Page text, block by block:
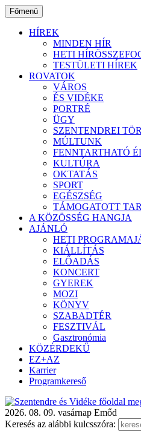
Ugrás
a
tartalomhoz
Főmenü
HÍREK
MINDEN HÍR
HETI
TESTÜLETI HÍREK
ROVATOK
VÁROS
ÉS VIDÉKE
PORTRÉ
ÜGY
SZENTENDREI
MÚLTUNK
FENNTARTHATÓ
KULTÚRA
OKTATÁS
SPORT
EGÉSZSÉG
TÁMOGATOTT
A KÖZÖSSÉG HANGJA
AJÁNLÓ
HETI
KIÁLLÍTÁS
ELŐADÁS
KONCERT
GYEREK
MOZI
KÖNYV
SZABADTÉR
FESZTIVÁL
Gasztronómia
KÖZÉRDEKŰ
EZ+AZ
Karrier
Programkereső
2026. 08. 09. vasárnap Emőd
Keresés az alábbi kulcsszóra: